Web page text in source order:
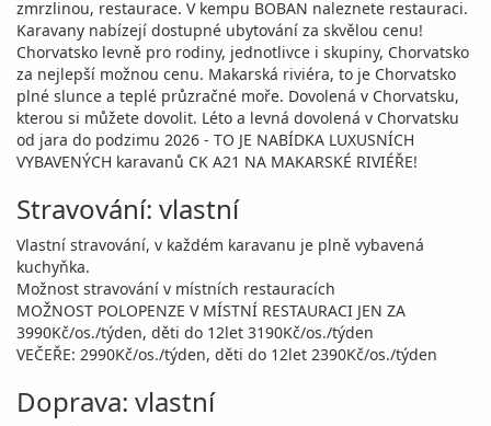
zmrzlinou, restaurace. V kempu BOBAN naleznete restauraci.
Karavany nabízejí dostupné ubytování za skvělou cenu!
Chorvatsko levně pro rodiny, jednotlivce i skupiny, Chorvatsko
za nejlepší možnou cenu. Makarská riviéra, to je Chorvatsko
plné slunce a teplé průzračné moře. Dovolená v Chorvatsku,
kterou si můžete dovolit. Léto a levná dovolená v Chorvatsku
od jara do podzimu 2026 - TO JE NABÍDKA LUXUSNÍCH
VYBAVENÝCH karavanů CK A21 NA MAKARSKÉ RIVIÉŘE!
Stravování: vlastní
Vlastní stravování, v každém karavanu je plně vybavená
kuchyňka.
Možnost stravování v místních restauracích
MOŽNOST POLOPENZE V MÍSTNÍ RESTAURACI JEN ZA
3990Kč/os./týden, děti do 12let 3190Kč/os./týden
VEČEŘE: 2990Kč/os./týden, děti do 12let 2390Kč/os./týden
Doprava: vlastní